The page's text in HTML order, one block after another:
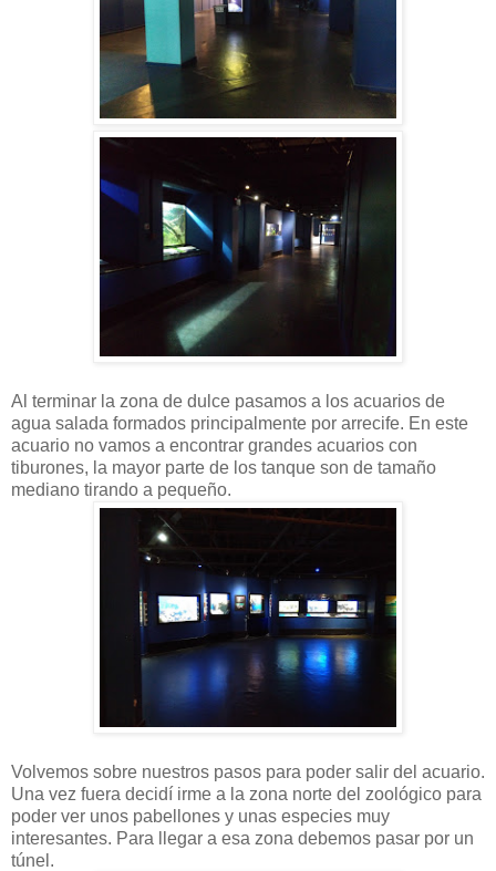
Al terminar la zona de dulce pasamos a los acuarios de
agua salada formados principalmente por arrecife. En este
acuario no vamos a encontrar grandes acuarios con
tiburones, la mayor parte de los tanque son de tamaño
mediano tirando a pequeño.
Volvemos sobre nuestros pasos para poder salir del acuario.
Una vez fuera decidí irme a la zona norte del zoológico para
poder ver unos pabellones y unas especies muy
interesantes. Para llegar a esa zona debemos pasar por un
túnel.